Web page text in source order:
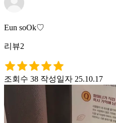
Eun soOk♡
리뷰2
조회수 38 작성일자 25.10.17